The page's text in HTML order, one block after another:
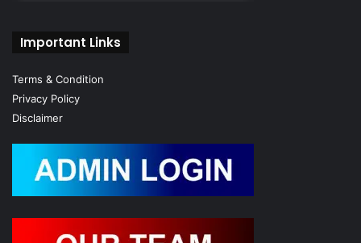
Important Links
Terms & Condition
Privacy Policy
Disclaimer